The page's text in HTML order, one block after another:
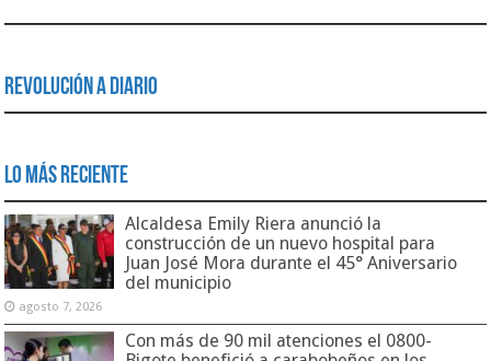
Revolución a Diario
Lo Más Reciente
Alcaldesa Emily Riera anunció la
construcción de un nuevo hospital para
Juan José Mora durante el 45° Aniversario
del municipio
agosto 7, 2026
Con más de 90 mil atenciones el 0800-